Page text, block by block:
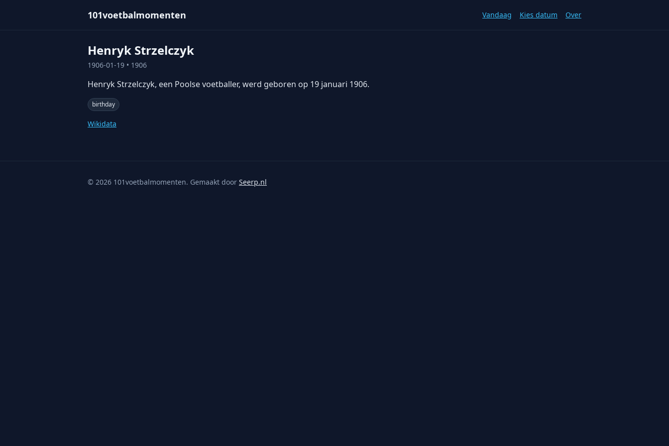
101voetbalmomenten Vandaag Kies datum Over
Henryk Strzelczyk
1906-01-19 • 1906
Henryk Strzelczyk, een Poolse voetballer, werd geboren op 19 januari 1906.
birthday
Wikidata
© 2026 101voetbalmomenten. Gemaakt door Seerp.nl